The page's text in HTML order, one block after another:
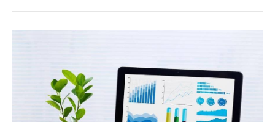
第一步主要是对企业网站需求的整理，分析网站的用户群体，